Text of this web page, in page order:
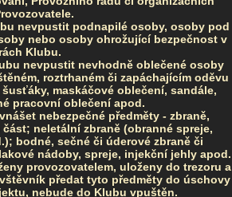
nevpustit podnapilé osoby, osoby pod
nebo osoby ohrožující bezpečnost v
Klubu.
nevpustit nevhodně oblečené osoby
roztrhaném či zapáchajícím oděvu
maskáčové oblečení, sandále,
pracovní oblečení apod.
nebezpečné předměty - zbraně,
neletální zbraně (obranné spreje,
bodné, sečné či úderové zbraně či
nádoby, spreje, injekční jehly apod.
provozovatelem, uloženy do trezoru a
předat tyto předměty do úschovy
nebude do Klubu vpuštěn.